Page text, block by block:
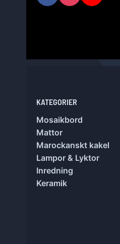
KATEGORIER
Mosaikbord
Mattor
Marockanskt kakel
Lampor & Lyktor
Inredning
Keramik